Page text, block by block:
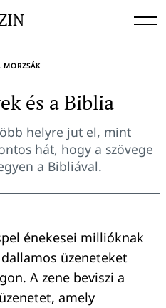
MORZSÁK
és a Biblia
helyre jut el, mint
hát, hogy a szövege
a Bibliával.
énekesei millióknak
üzeneteket
A zene beviszi a
amely